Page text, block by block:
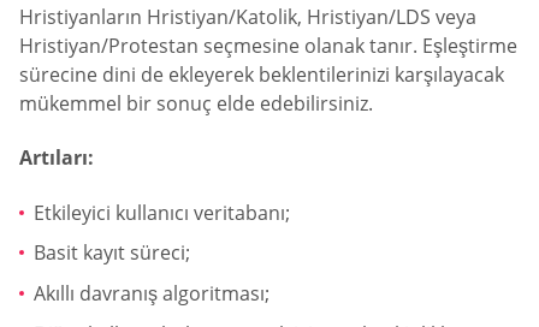
Hristiyanların Hristiyan/Katolik, Hristiyan/LDS veya
Hristiyan/Protestan seçmesine olanak tanır. Eşleştirme
sürecine dini de ekleyerek beklentilerinizi karşılayacak
mükemmel bir sonuç elde edebilirsiniz.
Artıları:
Etkileyici kullanıcı veritabanı;
Basit kayıt süreci;
Akıllı davranış algoritması;